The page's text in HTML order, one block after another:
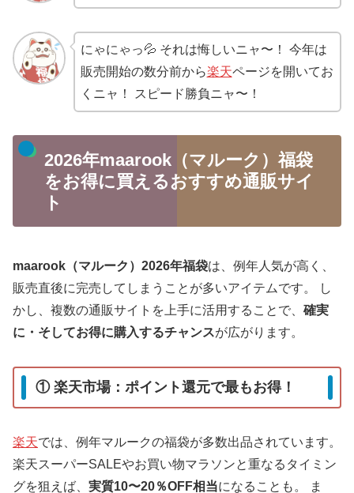
にゃにゃっ💦 それは悔しいニャ〜！ 今年は
販売開始の数分前から楽天ページを開いてお
くニャ！ スピード勝負ニャ〜！
2026年maarook（マルーク）福袋
をお得に買えるおすすめ通販サイ
ト
maarook（マルーク）2026年福袋は、例年人気が高く、
販売直後に完売してしまうことが多いアイテムです。 し
かし、複数の通販サイトを上手に活用することで、 確実
に・そしてお得に購入するチャンスが広がります。
① 楽天市場：ポイント還元で最もお得！
楽天では、例年マルークの福袋が多数出品されています。
楽天スーパーSALEやお買い物マラソンと重なるタイミン
グを狙えば、 実質10〜20％OFF相当になることも。 ま